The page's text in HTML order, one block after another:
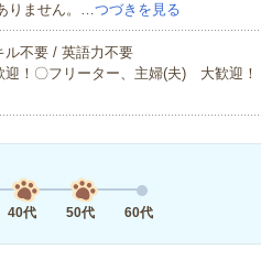
りません。…つづきを見る
不要 / 英語力不要
迎！〇フリーター、主婦(夫) 大歓迎
40代 50代 60代